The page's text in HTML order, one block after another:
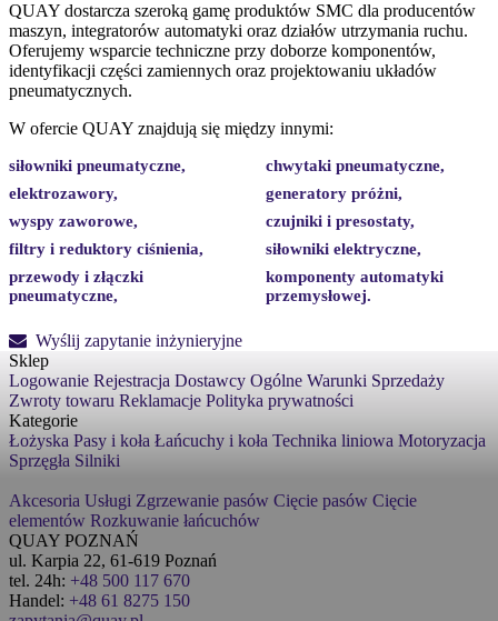
QUAY dostarcza szeroką gamę produktów SMC dla producentów
maszyn, integratorów automatyki oraz działów utrzymania ruchu.
Oferujemy wsparcie techniczne przy doborze komponentów,
identyfikacji części zamiennych oraz projektowaniu układów
pneumatycznych.
W ofercie QUAY znajdują się między innymi:
siłowniki pneumatyczne,
elektrozawory,
wyspy zaworowe,
filtry i reduktory ciśnienia,
przewody i złączki
pneumatyczne,
chwytaki pneumatyczne,
generatory próżni,
czujniki i presostaty,
siłowniki elektryczne,
komponenty automatyki
przemysłowej.
Wyślij zapytanie inżynieryjne
Sklep
Logowanie Rejestracja Dostawcy Ogólne Warunki Sprzedaży
Zwroty towaru Reklamacje Polityka prywatności
Kategorie
Łożyska Pasy i koła Łańcuchy i koła Technika liniowa Motoryzacja
Sprzęgła Silniki
Akcesoria Usługi Zgrzewanie pasów Cięcie pasów Cięcie
elementów Rozkuwanie łańcuchów
QUAY POZNAŃ
ul. Karpia 22, 61-619 Poznań
tel. 24h: +48 500 117 670
Handel: +48 61 8275 150